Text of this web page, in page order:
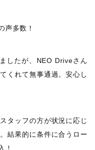
声多数！
したが、NEO Driveさん
くれて無事通過。安心し
タッフの方が状況に応じ
結果的に条件に合うロー
！